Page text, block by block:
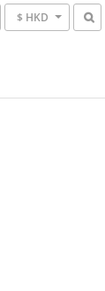
$ HKD